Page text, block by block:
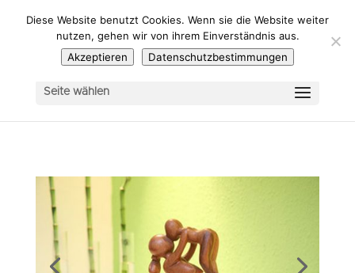
Seite wählen
Diese Website benutzt Cookies. Wenn sie die Website weiter
nutzen, gehen wir von ihrem Einverständnis aus.
Akzeptieren
Datenschutzbestimmungen